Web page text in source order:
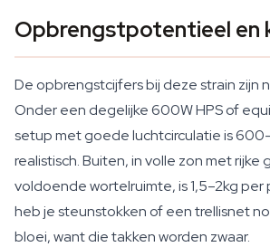
Opbrengstpotentieel en
De opbrengstcijfers bij deze strain zijn
Onder een degelijke 600W HPS of
setup met goede luchtcirculatie is
realistisch. Buiten, in volle zon met rijke
voldoende wortelruimte, is 1,5–2kg per
heb je steunstokken of een trellisnet
bloei, want die takken worden zwaar.